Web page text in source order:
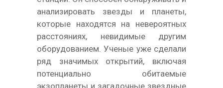
анализировать звезды и планеты,
которые находятся на невероятных
расстояниях, невидимые другим
оборудованием. Ученые уже сделали
ряд значимых открытий, включая
потенциально обитаемые
экзопланеты и загадочные звездные